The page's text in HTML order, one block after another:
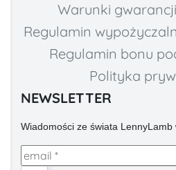
Warunki
Regulamin
Regulamin bonu
Polityka
NEWSLETTER
Wiadomości ze świata